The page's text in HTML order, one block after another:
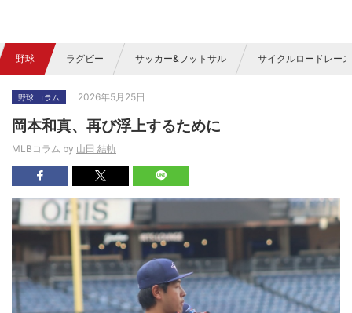
野球 ラグビー サッカー&フットサル サイクルロードレース
野球 コラム 2026年5月25日
岡本和真、再び浮上するために
MLBコラム by 山田 結軌